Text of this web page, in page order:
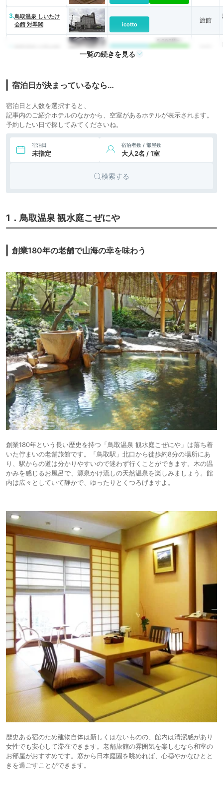
3.鳥取温泉 しいたけ
会館 対翠閣
icotto
旅館
icotto
5,000円〜
一覧の続きを見る
宿泊日が決まっているなら…
宿泊日と人数を選択すると、
記事内のご紹介ホテルのなかから、空室があるホテルが表示されます。
予約したい日で探してみてくださいね。
宿泊日
未指定
宿泊者数 / 部屋数
大人2名 / 1室
検索する
1．鳥取温泉 観水庭こぜにや
創業180年の老舗で山海の幸を味わう
創業180年という長い歴史を持つ「鳥取温泉 観水庭こぜにや」は落ち着
いた佇まいの老舗旅館です。「鳥取駅」北口から徒歩約8分の場所にあ
り、駅からの道は分かりやすいので迷わず行くことができます。木の温
かみを感じるお風呂で、源泉かけ流しの天然温泉を楽しみましょう。館
内は広々としていて静かで、ゆったりとくつろげますよ。
歴史ある宿のため建物自体は新しくはないものの、館内は清潔感があり
女性でも安心して滞在できます。老舗旅館の雰囲気を楽しむなら和室の
お部屋がおすすめです。窓から日本庭園を眺めれば、心穏やかなひとと
きを過ごすことができます。